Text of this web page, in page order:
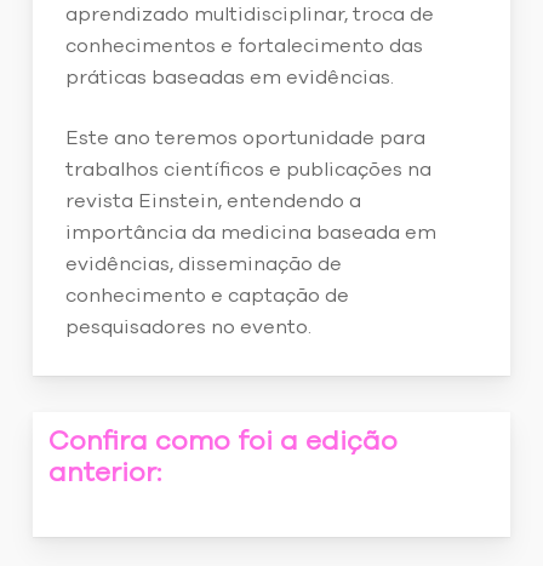
aprendizado multidisciplinar, troca de
conhecimentos e fortalecimento das
práticas baseadas em evidências.
Este ano teremos oportunidade para
trabalhos científicos e publicações na
revista Einstein, entendendo a
importância da medicina baseada em
evidências, disseminação de
conhecimento e captação de
pesquisadores no evento.
Confira como foi a edição
anterior: